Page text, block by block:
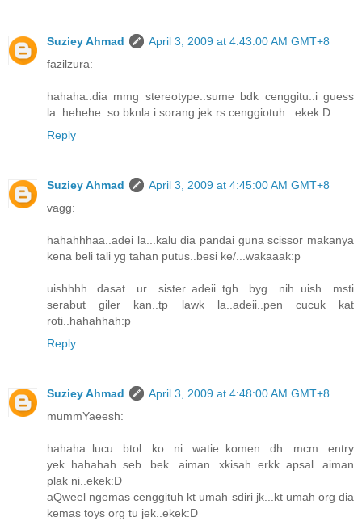
Suziey Ahmad
April 3, 2009 at 4:43:00 AM GMT+8
fazilzura:
hahaha..dia mmg stereotype..sume bdk cenggitu..i guess
la..hehehe..so bknla i sorang jek rs cenggiotuh...ekek:D
Reply
Suziey Ahmad
April 3, 2009 at 4:45:00 AM GMT+8
vagg:
hahahhhaa..adei la...kalu dia pandai guna scissor makanya
kena beli tali yg tahan putus..besi ke/...wakaaak:p
uishhhh...dasat ur sister..adeii..tgh byg nih..uish msti
serabut giler kan..tp lawk la..adeii..pen cucuk kat
roti..hahahhah:p
Reply
Suziey Ahmad
April 3, 2009 at 4:48:00 AM GMT+8
mummYaeesh:
hahaha..lucu btol ko ni watie..komen dh mcm entry
yek..hahahah..seb bek aiman xkisah..erkk..apsal aiman
plak ni..ekek:D
aQweel ngemas cenggituh kt umah sdiri jk...kt umah org dia
kemas toys org tu jek..ekek:D